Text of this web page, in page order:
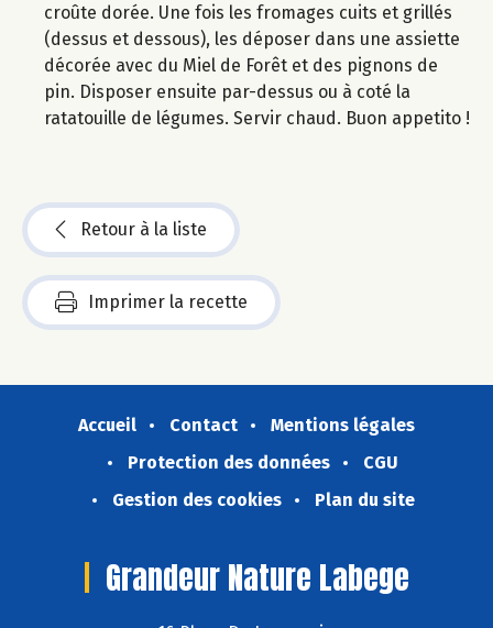
croûte dorée. Une fois les fromages cuits et grillés
(dessus et dessous), les déposer dans une assiette
décorée avec du Miel de Forêt et des pignons de
pin. Disposer ensuite par-dessus ou à coté la
ratatouille de légumes. Servir chaud. Buon appetito !
Retour à la liste
Imprimer la recette
Accueil Contact
Mentions légales
Protection des données
CGU
Gestion des cookies
Plan du site
Grandeur Nature Labege